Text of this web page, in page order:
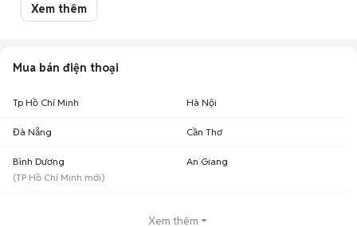
Mua bán Vsmart Aris Pro cũ
Xem thêm
Mua bán điện thoại
Tp Hồ Chí Minh Hà Nội
Đà Nẵng Cần Thơ
Bình Dương
(TP Hồ Chí Minh mới)
An Giang
Xem thêm